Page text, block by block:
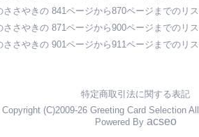
ささやきの 841ページから870ページまでのリ
ささやきの 871ページから900ページまでのリ
ささやきの 901ページから911ページまでのリ
特定商取引法に関する表記
Copyright (C)2009-26 Greeting Card Selection
Powered By acseo